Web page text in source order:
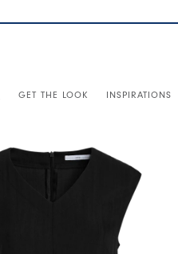
GET THE LOOK INSPIRATIONS